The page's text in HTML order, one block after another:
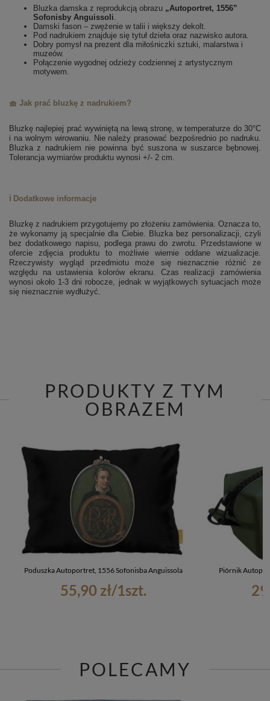
Bluzka damska z reprodukcją obrazu „Autoportret, 1556”
Sofonisby Anguissoli.
Damski fason – zwężenie w talii i większy dekolt.
Pod nadrukiem znajduje się tytuł dzieła oraz nazwisko autora.
Dobry pomysł na prezent dla miłośniczki sztuki, malarstwa i
muzeów.
Połączenie wygodnej odzieży codziennej z artystycznym
motywem.
🧺 Jak prać bluzkę z nadrukiem?
Bluzkę najlepiej prać wywiniętą na lewą stronę, w temperaturze do 30°C
i na wolnym wirowaniu. Nie należy prasować bezpośrednio po nadruku.
Bluzka z nadrukiem nie powinna być suszona w suszarce bębnowej.
Tolerancja wymiarów produktu wynosi +/- 2 cm.
ℹ️ Dodatkowe informacje
Bluzkę z nadrukiem przygotujemy po złożeniu zamówienia. Oznacza to,
że wykonamy ją specjalnie dla Ciebie. Bluzka bez personalizacji, czyli
bez dodatkowego napisu, podlega prawu do zwrotu. Przedstawione w
ofercie zdjęcia produktu to możliwie wiernie oddane wizualizacje.
Rzeczywisty wygląd przedmiotu może się nieznacznie różnić ze
względu na ustawienia kolorów ekranu. Czas realizacji zamówienia
wynosi około 1-3 dni robocze, jednak w wyjątkowych sytuacjach może
się nieznacznie wydłużyć.
PRODUKTY Z TYM
OBRAZEM
Poduszka Autoportret, 1556 Sofonisba Anguissola
55,90 zł/1szt.
Piórnik
POLECAMY